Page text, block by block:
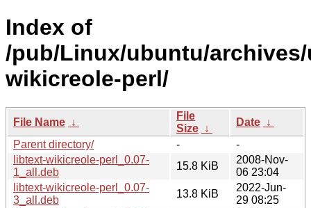
Index of
/pub/Linux/ubuntu/
wikicreole-perl/
File Name ↓
File
Size ↓
Date ↓
Parent directory/
-
-
libtext-wikicreole-perl_0.07-
1_all.deb
15.8 KiB
2008-Nov-
06 23:04
libtext-wikicreole-perl_0.07-
3_all.deb
13.8 KiB
2022-Jun-
29 08:25